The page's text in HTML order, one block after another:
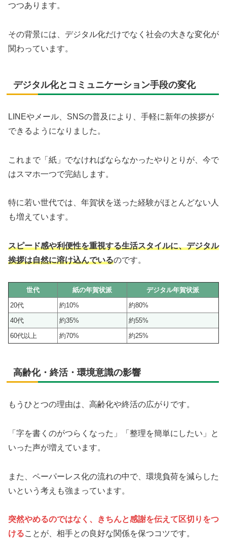
つつあります。
その背景には、デジタル化だけでなく社会の大きな変化が
関わっています。
デジタル化とコミュニケーション手段の変化
LINEやメール、SNSの普及により、手軽に新年の挨拶が
できるようになりました。
これまで「紙」でなければならなかったやりとりが、今で
はスマホ一つで完結します。
特に若い世代では、年賀状を送った経験がほとんどない人
も増えています。
スピード感や利便性を重視する生活スタイルに、デジタル
挨拶は自然に溶け込んでいるのです。
世代 紙の年賀状派
デジタル年賀状派
20代
約10%
約80%
40代
約35%
約55%
60代以上
約70% 約25%
高齢化・終活・環境意識の影響
もうひとつの理由は、高齢化や終活の広がりです。
「字を書くのがつらくなった」「整理を簡単にしたい」と
いった声が増えています。
また、ペーパーレス化の流れの中で、環境負荷を減らした
いという考えも強まっています。
突然やめるのではなく、きちんと感謝を伝えて区切りをつ
けることが、相手との良好な関係を保つコツです。